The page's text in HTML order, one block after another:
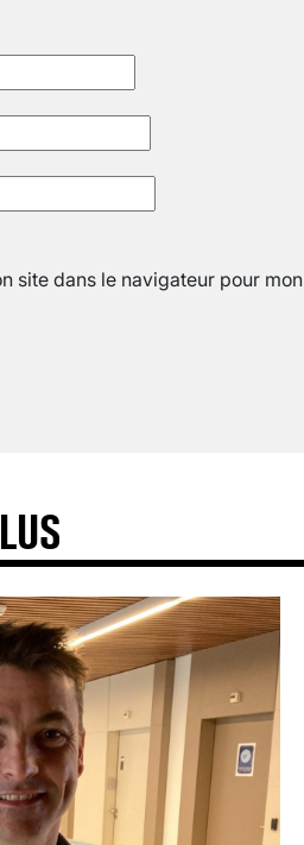
site dans le navigateur pour mon